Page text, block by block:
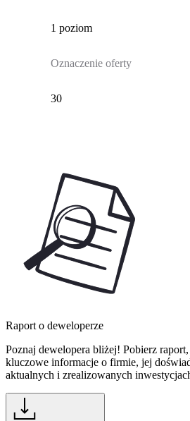
1 poziom
Oznaczenie oferty
30
Raport o deweloperze
Poznaj dewelopera bliżej! Pobierz
kluczowe informacje o firmie, jej
aktualnych i zrealizowanych